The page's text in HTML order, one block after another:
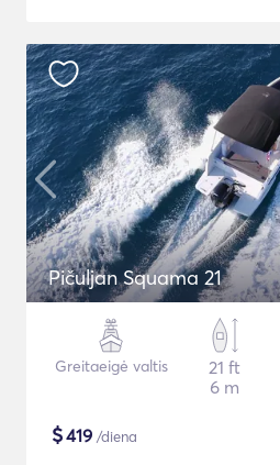
Pičuljan Squama 21
Greitaeigė valtis
21 ft
6 m
$419 /diena